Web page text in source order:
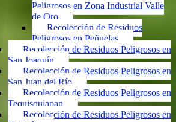
Peligrosos en Zona Industrial Valle
de Oro
Recolección de Residuos
Peligrosos en Peñuelas
Recolección de Residuos Peligrosos en
San Joaquín
Recolección de Residuos Peligrosos en
San Juan del Río
Recolección de Residuos Peligrosos en
Tequisquiapan
Recolección de Residuos Peligrosos en